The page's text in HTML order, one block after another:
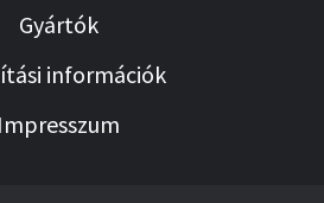
Gyártók
információk
Impresszum